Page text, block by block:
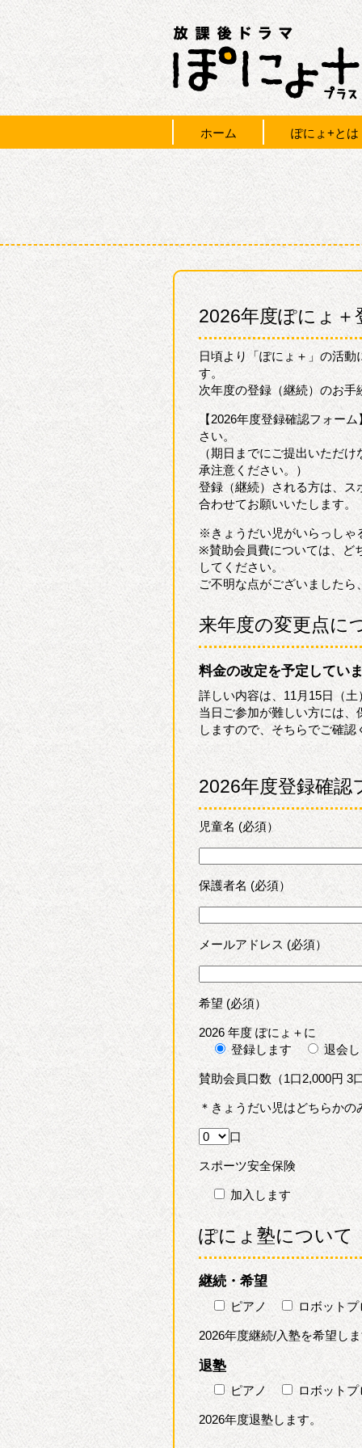
ホーム ぽにょ+とは
2026年度ぽにょ＋
日頃より「ぽにょ＋」の活
す。
次年度の登録（継続）のお
【2026年度登録確認フォー
さい。
（期日までにご提出いただ
承注意ください。）
登録（継続）される方は、
合わせてお願いいたします。
※きょうだい児がいらっしゃ
※賛助会員費については、ど
してください。
ご不明な点がございました
来年度の変更点に
料金の改定を予定してい
詳しい内容は、11月15日（
当日ご参加が難しい方には
しますので、そちらでご確認
2026年度登録確認
児童名 (必須）
保護者名 (必須）
メールアドレス (必須）
希望 (必須）
2026 年度 ぽにょ＋に
登録します
退会
賛助会員口数（1口2,000円 3
＊きょうだい児はどちらか
口
スポーツ安全保険
加入します
ぽにょ塾について
継続・希望
ピアノ ロボット
2026年度継続/入塾を希望し
退塾
ピアノ ロボット
2026年度退塾します。